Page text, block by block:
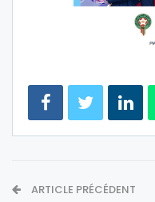
ARTICLE PRÉCÉDENT